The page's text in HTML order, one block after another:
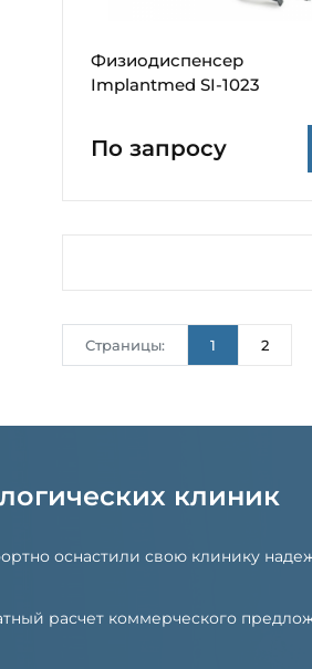
Физиодиспенсер
Implantmed SI-1023
По запросу
Страницы: 1 2
клиник
оснастили свою клинику
расчет коммерческого